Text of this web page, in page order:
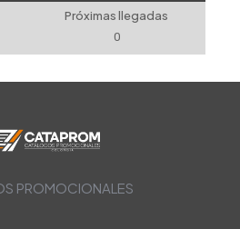
Próximas llegadas
0
PROMOCIONALES